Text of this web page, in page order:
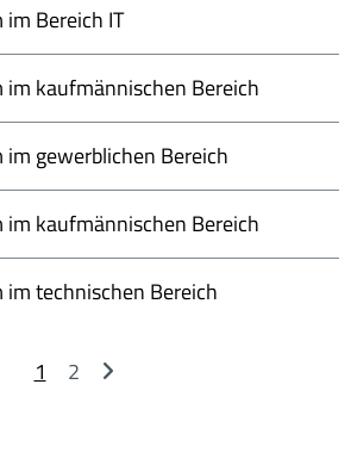
Bereich IT
kaufmännischen Bereich
gewerblichen Bereich
kaufmännischen Bereich
technischen Bereich
1 2